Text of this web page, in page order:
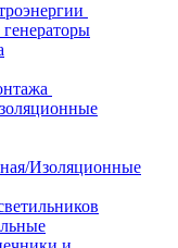
Изоляционные